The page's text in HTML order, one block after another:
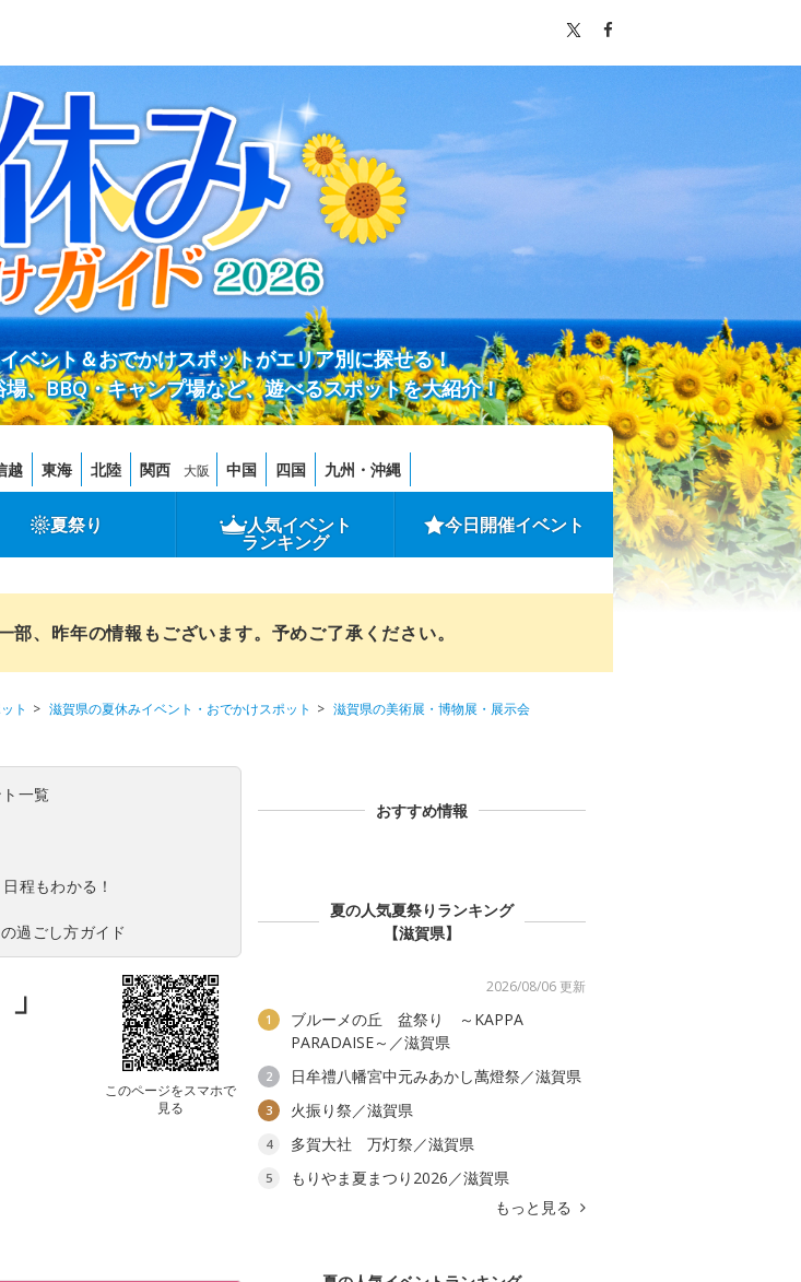
ベント＆おでかけスポットがエリア別に探せる！
、BBQ・キャンプ場など、遊べるスポットを大紹介！
越 東海 北陸 関西 大阪 中国 四国 九州・沖縄
夏祭り 人気イベント
ランキング
今日開催イベント
、昨年の情報もございます。予めご了承ください。
ト 滋賀県の夏休みイベント・おでかけスポット
滋賀県の美術展・博物展・展示会
一覧
程もわかる！
過ごし方ガイド
このページをスマホで
見る
おすすめ情報
夏の人気夏祭りランキング
【滋賀県】
2026/08/06 更新
1
ブルーメの丘 盆祭り ～KAPPA
PARADAISE～／滋賀県
2 日牟禮八幡宮中元みあかし萬燈祭／滋賀県
3 火振り祭／滋賀県
4 多賀大社 万灯祭／滋賀県
5
もりやま夏まつり2026／滋賀県
もっと見る